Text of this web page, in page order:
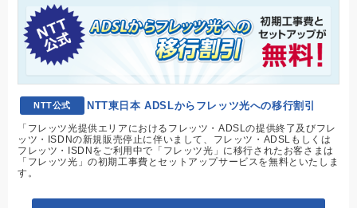
NTT公式 NTT東日本 ADSLからフレッツ光への移行割引
「フレッツ光提供エリアにおけるフレッツ・ADSLの提供終了及びフレ
ッツ・ISDNの新規販売停止に伴いまして、フレッツ・ADSLもしくは
フレッツ・ISDNをご利用中で「フレッツ光」に移行されたお客さまは
「フレッツ光」の初期工事費とセットアップサービスを無料といたしま
す。